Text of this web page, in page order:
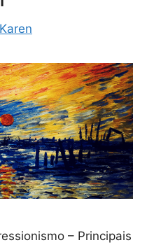
Karen
– Principais